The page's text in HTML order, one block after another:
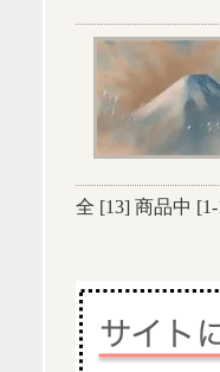
全 [13] 商品中 [1-